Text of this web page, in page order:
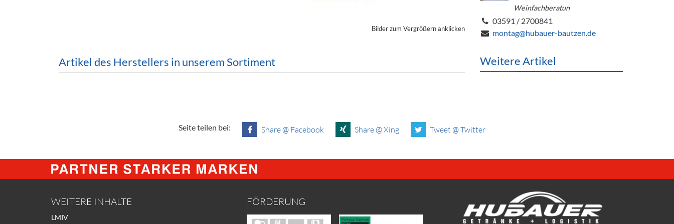
Kühlanhänger Hygieneartikel & Desinfektion
Bilder zum Vergrößern anklicken
Artikel des Herstellers in unserem Sortiment
Weinfachberatun
03591 / 2700841
montag@hubauer-bautzen.de
Weitere Artikel
Seite teilen bei: Share @ Facebook Share @ Xing Tweet @ Twitter
WEITERE INHALTE
LMIV
FÖRDERUNG